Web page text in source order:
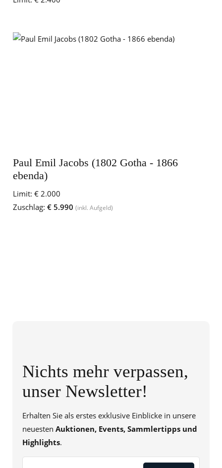
Paul Emil Jacobs (1802 Gotha - 1866
ebenda)
Limit: € 2.000
Zuschlag: € 5.990 (inkl. Aufgeld)
Nichts mehr verpassen,
unser Newsletter!
Erhalten Sie als erstes exklusive Einblicke in unsere
neuesten Auktionen, Events, Sammlertipps und
Highlights.